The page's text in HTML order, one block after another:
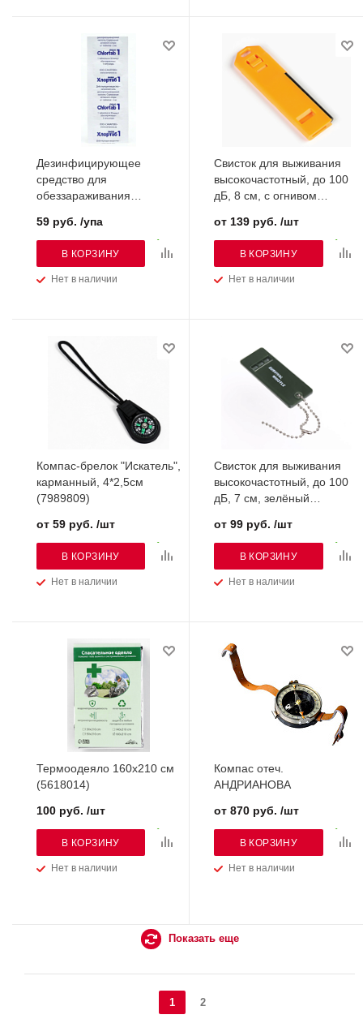
Дезинфицирующее
средство для
обеззараживания
Аква-1л.(уп-10 таб.)
Нет в наличии
59 руб. /упа
В КОРЗИНУ
Свисток для выживания
высокочастотный, до 100
дБ, 8 см, с огнивом
Нет в наличии
от 139 руб. /шт
В КОРЗИНУ
Компас-брелок "Искатель",
карманный, 4*2,5см
(7989809)
Нет в наличии
от 59 руб. /шт
В КОРЗИНУ
Свисток для выживания
высокочастотный, до 100
дБ, 7 см, зелёный
Нет в наличии
от 99 руб. /шт
В КОРЗИНУ
Термоодеяло 160х210 см
(5618014)
Нет в наличии
100 руб. /шт
В КОРЗИНУ
Компас отеч.
АНДРИАНОВА
Нет в наличии
от 870 руб. /шт
В КОРЗИНУ
Показать еще
1 2